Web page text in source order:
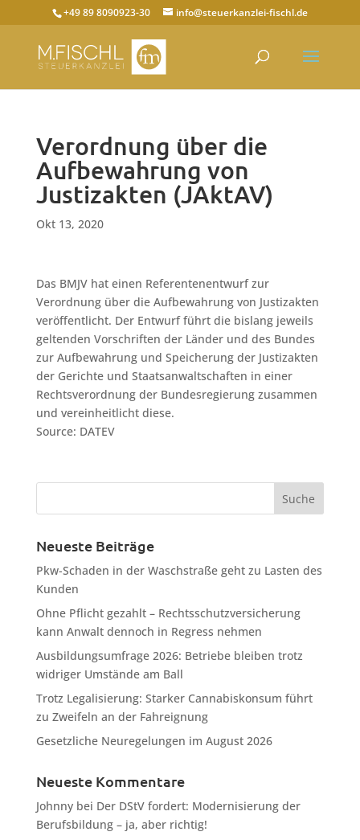
+49 89 8090923-30 info@steuerkanzlei-fischl.de
Verordnung über die
Aufbewahrung von
Justizakten (JAktAV)
Okt 13, 2020
Das BMJV hat einen Referentenentwurf zur
Verordnung über die Aufbewahrung von Justizakten
veröffentlicht. Der Entwurf führt die bislang jeweils
geltenden Vorschriften der Länder und des Bundes
zur Aufbewahrung und Speicherung der Justizakten
der Gerichte und Staatsanwaltschaften in einer
Rechtsverordnung der Bundesregierung zusammen
und vereinheitlicht diese.
Source: DATEV
Neueste Beiträge
Pkw-Schaden in der Waschstraße geht zu Lasten des
Kunden
Ohne Pflicht gezahlt – Rechtsschutzversicherung
kann Anwalt dennoch in Regress nehmen
Ausbildungsumfrage 2026: Betriebe bleiben trotz
widriger Umstände am Ball
Trotz Legalisierung: Starker Cannabiskonsum führt
zu Zweifeln an der Fahreignung
Gesetzliche Neuregelungen im August 2026
Neueste Kommentare
Johnnybei Der DStV fordert: Modernisierung der
Berufsbildung – ja, aber richtig!